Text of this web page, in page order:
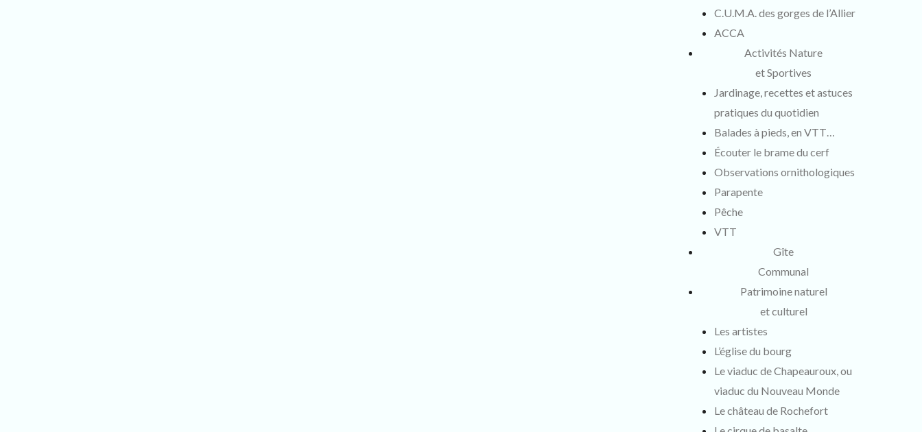
C.U.M.A. des gorges de l’Allier
ACCA
Activités Nature
et Sportives
Jardinage, recettes et astuces
pratiques du quotidien
Balades à pieds, en VTT…
Écouter le brame du cerf
Observations ornithologiques
Parapente
Pêche
VTT
Gîte
Communal
Patrimoine naturel
et culturel
Les artistes
L’église du bourg
Le viaduc de Chapeauroux, ou
viaduc du Nouveau Monde
Le château de Rochefort